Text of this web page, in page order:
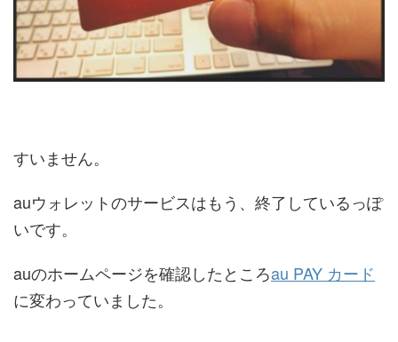
すいません。
auウォレットのサービスはもう、終了しているっぽ
いです。
auのホームページを確認したところau PAY カード
に変わっていました。